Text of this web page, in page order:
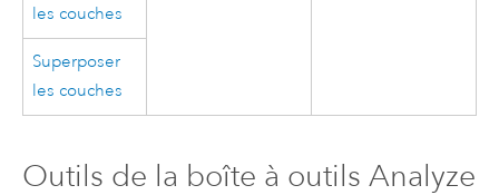
les couches
Superposer
les couches
Outils de la boîte à outils Analyze